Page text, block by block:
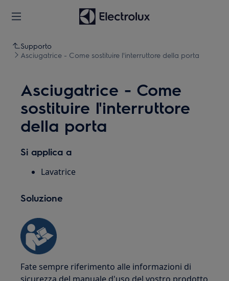
Supporto
Asciugatrice - Come sostituire l'interruttore della porta
Asciugatrice - Come
sostituire l'interruttore
della porta
Si applica a
Lavatrice
Soluzione
Fate sempre riferimento alle informazioni di